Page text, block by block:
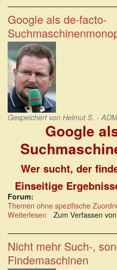
im
Netz
im
Einklang
mit
dem
DSA
Google als de-facto-
Gespeichert von Helmut S. -
Google
Wer sucht, der
Einseitige
Forum:
Themen ohne spezifische
Weiterlesen über
als
de-
facto-
Zum Verfassen
Nicht mehr Such-,
Findemaschinen